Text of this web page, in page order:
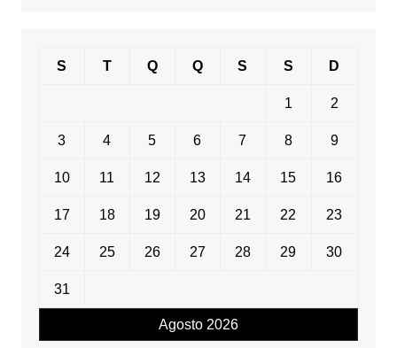
Agosto 2026
S T Q Q S S D
1 2
3 4 5 6 7 8 9
10 11 12 13 14 15 16
17 18 19 20 21 22 23
24 25 26 27 28 29 30
31